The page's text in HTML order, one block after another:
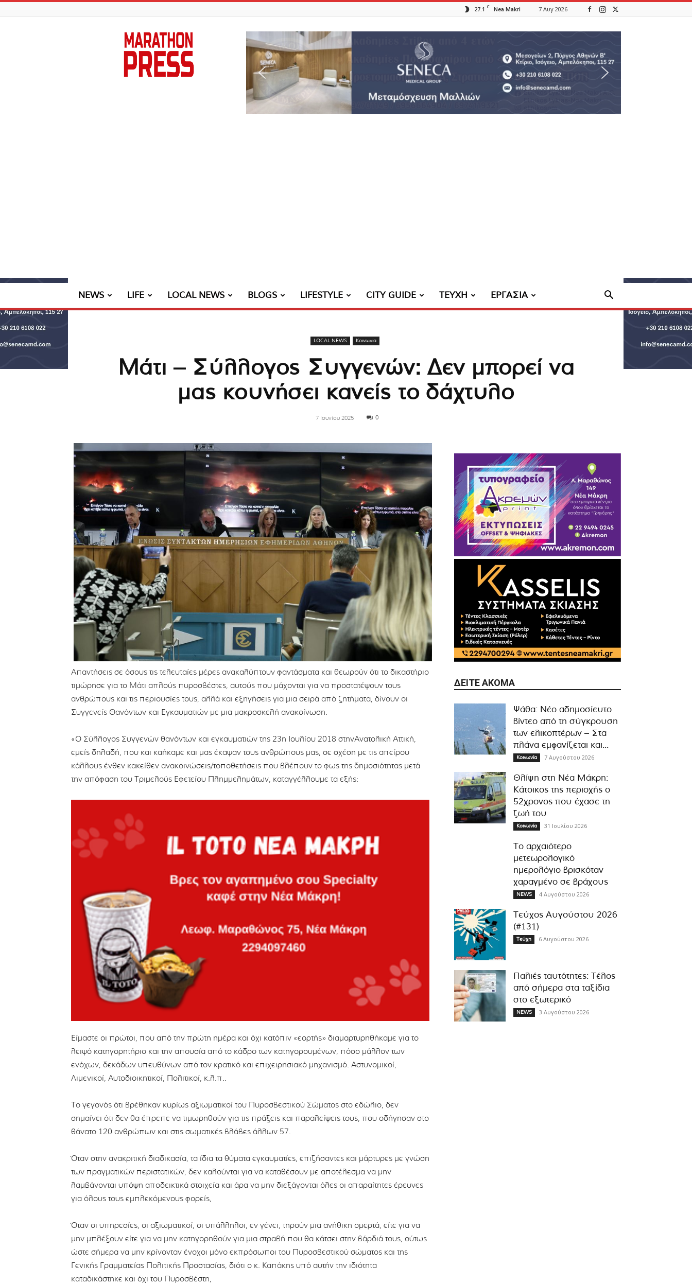
27.1 C Nea Makri 7 Αυγ 2026
Marathon
Press
NEWS LIFE LOCAL NEWS BLOGS LIFESTYLE CITY GUIDE ΤΕΥΧΗ ΕΡΓΑΣΙΑ
LOCAL NEWS Κοινωνία
Μάτι – Σύλλογος Συγγενών: Δεν μπορεί να
μας κουνήσει κανείς το δάχτυλο
7 Ιουνίου 2025 0
Απαντήσεις σε όσους τις τελευταίες μέρες ανακαλύπτουν φαντάσματα και θεωρούν ότι το δικαστήριο
τιμώρησε για το Μάτι απλούς πυροσβέστες, αυτούς που μάχονται για να προστατέψουν τους
ανθρώπους και τις περιουσίες τους, αλλά και εξηγήσεις για μια σειρά από ζητήματα, δίνουν οι
Συγγενείς Θανόντων και Εγκαυματιών με μια μακροσκελή ανακοίνωση.
«Ο Σύλλογος Συγγενών θανόντων και εγκαυματιών της 23η Ιουλίου 2018 στηνΑνατολική Αττική,
εμείς δηλαδή, που και καήκαμε και μας έκαψαν τους ανθρώπους μας, σε σχέση με τις απείρου
κάλλους ένθεν κακείθεν ανακοινώσεις/τοποθετήσεις που βλέπουν το φως της δημοσιότητας μετά
την απόφαση του Τριμελούς Εφετείου Πλημμελημάτων, καταγγέλλουμε τα εξής:
Είμαστε οι πρώτοι, που από την πρώτη ημέρα και όχι κατόπιν «εορτής» διαμαρτυρηθήκαμε για το
λειψό κατηγορητήριο και την απουσία από το κάδρο των κατηγορουμένων, πόσο μάλλον των
ενόχων, δεκάδων υπευθύνων από τον κρατικό και επιχειρησιακό μηχανισμό. Αστυνομικοί,
Λιμενικοί, Αυτοδιοικητικοί, Πολιτικοί, κ.λ.π..
Το γεγονός ότι βρέθηκαν κυρίως αξιωματικοί του Πυροσβεστικού Σώματος στο εδώλιο, δεν
σημαίνει ότι δεν θα έπρεπε να τιμωρηθούν για τις πράξεις και παραλείψεις τους, που οδήγησαν στο
θάνατο 120 ανθρώπων και στις σωματικές βλάβες άλλων 57.
Όταν στην ανακριτική διαδικασία, τα ίδια τα θύματα εγκαυματίες, επιζήσαντες και μάρτυρες με γνώση
των πραγματικών περιστατικών, δεν καλούνται για να καταθέσουν με αποτέλεσμα να μην
λαμβάνονται υπόψη αποδεικτικά στοιχεία και άρα να μην διεξάγονται όλες οι απαραίτητες έρευνες
για όλους τους εμπλεκόμενους φορείς,
Όταν οι υπηρεσίες, οι αξιωματικοί, οι υπάλληλοι, εν γένει, τηρούν μια ανήθικη ομερτά, είτε για να
μην μπλέξουν είτε για να μην κατηγορηθούν για μια στραβή που θα κάτσει στην βάρδιά τους, ούτως
ώστε σήμερα να μην κρίνονταν ένοχοι μόνο εκπρόσωποι του Πυροσβεστικού σώματος και της
Γενικής Γραμματείας Πολιτικής Προστασίας, διότι ο κ. Καπάκης υπό αυτήν την ιδιότητα
καταδικάστηκε και όχι του Πυροσβέστη,
ΔΕΊΤΕ ΑΚΌΜΑ
Ψάθα: Νέο αδημοσίευτο
βίντεο από τη σύγκρουση
των ελικοπτέρων – Στα
πλάνα εμφανίζεται και...
Κοινωνία 7 Αυγούστου 2026
Θλίψη στη Νέα Μάκρη:
Κάτοικος της περιοχής ο
52χρονος που έχασε τη
ζωή του
Κοινωνία 31 Ιουλίου 2026
Το αρχαιότερο
μετεωρολογικό
ημερολόγιο βρισκόταν
χαραγμένο σε βράχους
NEWS 4 Αυγούστου 2026
Τεύχος Αυγούστου 2026
(#131)
Τεύχη 6 Αυγούστου 2026
Παλιές ταυτότητες: Τέλος
από σήμερα στα ταξίδια
στο εξωτερικό
NEWS 3 Αυγούστου 2026